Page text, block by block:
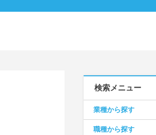
検索メニュー
業種から探す
職種から探す